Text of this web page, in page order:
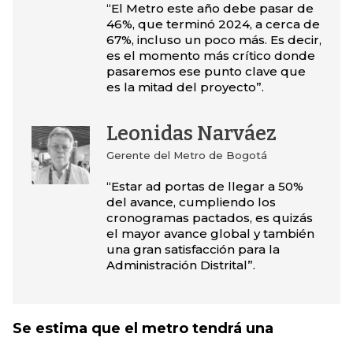
“El Metro este año debe pasar de
46%, que terminó 2024, a cerca de
67%, incluso un poco más. Es decir,
es el momento más crítico donde
pasaremos ese punto clave que
es la mitad del proyecto”.
Leonidas Narváez
Gerente del Metro de Bogotá
“Estar ad portas de llegar a 50%
del avance, cumpliendo los
cronogramas pactados, es quizás
el mayor avance global y también
una gran satisfacción para la
Administración Distrital”.
Se estima que el metro tendrá una